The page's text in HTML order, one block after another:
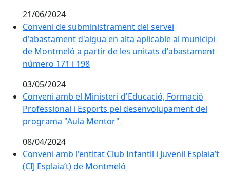
21/06/2024
Conveni de subministrament del servei
d'abastament d'aigua en alta aplicable al municipi
de Montmeló a partir de les unitats d'abastament
número 171 i 198
03/05/2024
Conveni amb el Ministeri d'Educació, Formació
Professional i Esports pel desenvolupament del
programa "Aula Mentor"
08/04/2024
Conveni amb l'entitat Club Infantil i Juvenil Esplaia’t
(CIJ Esplaia’t) de Montmeló